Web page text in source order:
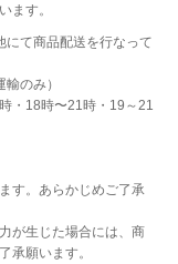
ます。
にて商品配送を行なって
のみ）
・18時〜21時・19～21
す。あらかじめご了承
が生じた場合には、商
承願います。